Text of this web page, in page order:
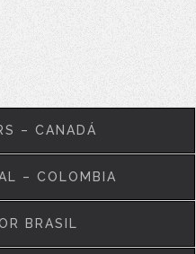
– CANADÁ
– COLOMBIA
BRASIL